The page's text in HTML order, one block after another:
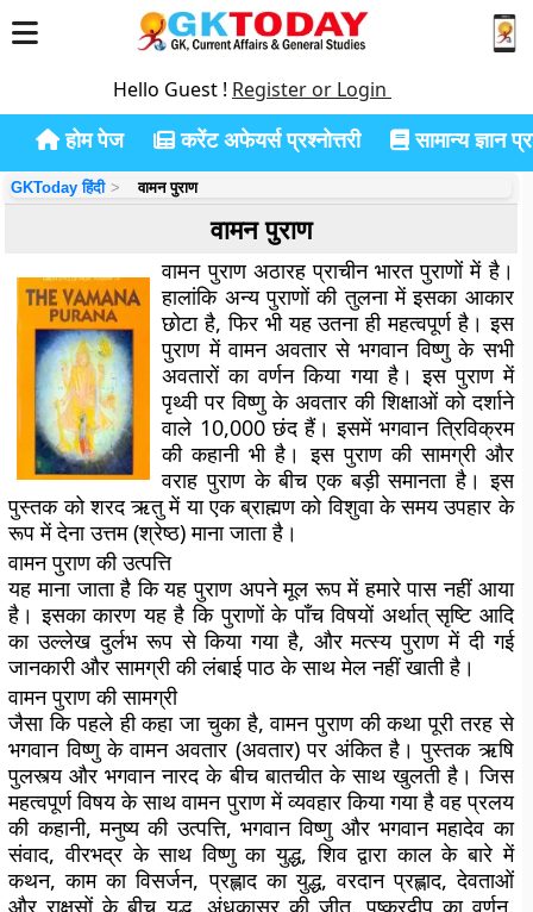
Hello Guest ! Register or Login
होम पेज करेंट अफेयर्स प्रश्नोत्तरी सामान्य ज्ञान
GKToday हिंदी वामन पुराण
वामन पुराण
वामन पुराण अठारह प्राचीन भारत पुराणों में है।
हालांकि अन्य पुराणों की तुलना में इसका आकार
छोटा है, फिर भी यह उतना ही महत्वपूर्ण है। इस
पुराण में वामन अवतार से भगवान विष्णु के सभी
अवतारों का वर्णन किया गया है। इस पुराण में
पृथ्वी पर विष्णु के अवतार की शिक्षाओं को दर्शाने
वाले 10,000 छंद हैं। इसमें भगवान त्रिविक्रम
की कहानी भी है। इस पुराण की सामग्री और
वराह पुराण के बीच एक बड़ी समानता है। इस
पुस्तक को शरद ऋतु में या एक ब्राह्मण को विशुवा के समय उपहार के
रूप में देना उत्तम (श्रेष्ठ) माना जाता है।
वामन पुराण की उत्पत्ति
यह माना जाता है कि यह पुराण अपने मूल रूप में हमारे पास नहीं आया
है। इसका कारण यह है कि पुराणों के पाँच विषयों अर्थात् सृष्टि आदि
का उल्लेख दुर्लभ रूप से किया गया है, और मत्स्य पुराण में दी गई
जानकारी और सामग्री की लंबाई पाठ के साथ मेल नहीं खाती है।
वामन पुराण की सामग्री
जैसा कि पहले ही कहा जा चुका है, वामन पुराण की कथा पूरी तरह से
भगवान विष्णु के वामन अवतार (अवतार) पर अंकित है। पुस्तक ऋषि
पुलस्त्य और भगवान नारद के बीच बातचीत के साथ खुलती है। जिस
महत्वपूर्ण विषय के साथ वामन पुराण में व्यवहार किया गया है वह प्रलय
की कहानी, मनुष्य की उत्पत्ति, भगवान विष्णु और भगवान महादेव का
संवाद, वीरभद्र के साथ विष्णु का युद्ध, शिव द्वारा काल के बारे में
कथन, काम का विसर्जन, प्रह्लाद का युद्ध, वरदान प्रह्लाद, देवताओं
और राक्षसों के बीच युद्ध, अंधकासुर की जीत, पुष्करद्वीप का वर्णन,